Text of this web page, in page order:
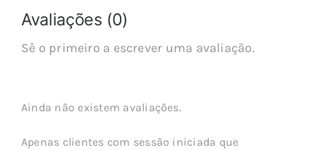
Avaliações (0)
Sê o primeiro a escrever uma avaliação.
Ainda não existem avaliações.
Apenas clientes com sessão iniciada que